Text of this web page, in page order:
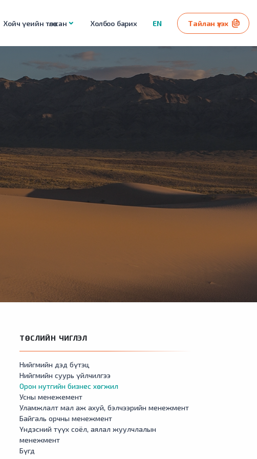
Хойч үеийн төлөө сан Холбоо барих EN Тайлан үзэх
ТӨСЛИЙН ЧИГЛЭЛ
Нийгмийн дэд бүтэц
Нийгмийн суурь үйлчилгээ
Орон нутгийн бизнес хөгжил
Усны менежемент
Уламжлалт мал аж ахуй, бэлчээрийн менежмент
Байгаль орчны менежмент
Үндэсний түүх соёл, аялал жуулчлалын
менежмент
Бүгд